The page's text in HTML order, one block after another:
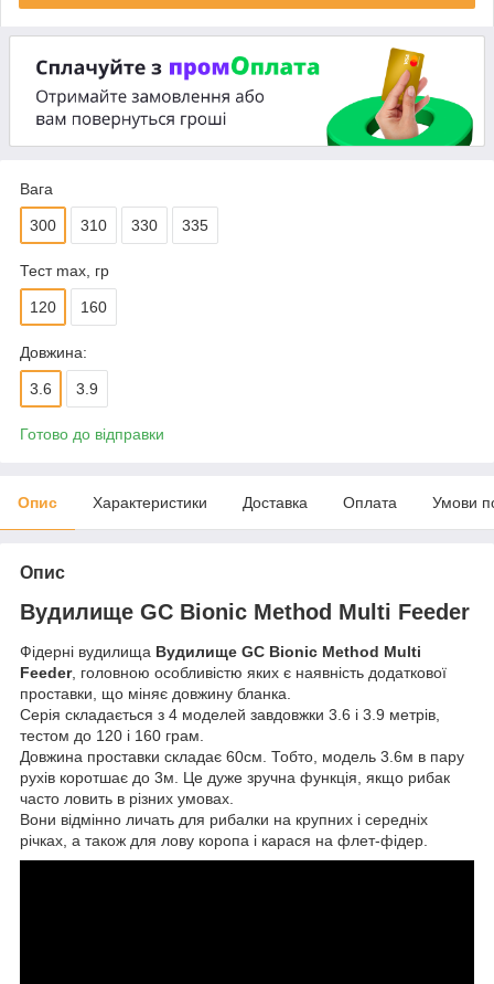
Вага
300 310 330 335
Тест max, гр
120 160
Довжина:
3.6 3.9
Готово до відправки
Опис Характеристики Доставка Оплата Умови
Опис
Вудилище GC Bionic Method Multi Feeder
Фідерні вудилища Вудилище GC Bionic Method Multi
Feeder, головною особливістю яких є наявність додаткової
проставки, що міняє довжину бланка.
Серія складається з 4 моделей завдовжки 3.6 і 3.9 метрів,
тестом до 120 і 160 грам.
Довжина проставки складає 60см. Тобто, модель 3.6м в пару
рухів коротшає до 3м. Це дуже зручна функція, якщо рибак
часто ловить в різних умовах.
Вони відмінно личать для рибалки на крупних і середніх
річках, а також для лову коропа і карася на флет-фідер.